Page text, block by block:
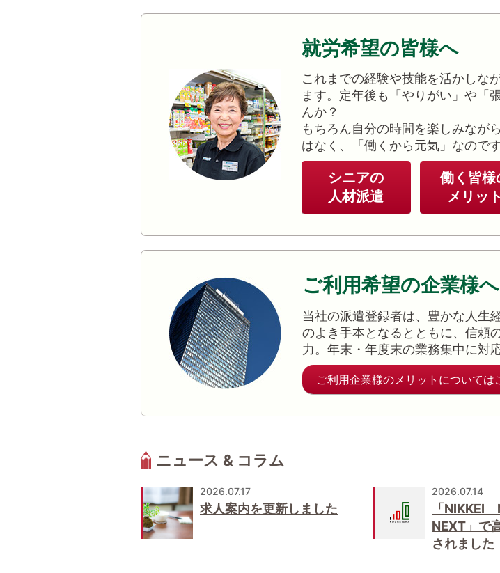
就労希望の皆様へ
これまでの経験や技能を活かしな
ます。定年後も「やりがい」や「
んか？
もちろん自分の時間を楽しみなが
はなく、「働くから元気」なので
シニアの
人材派遣
働く皆様
メリット
ご利用希望の企業様へ
当社の派遣登録者は、豊かな人生
のよき手本となるとともに、信頼
力。年末・年度末の業務集中に対
ご利用企業様のメリットについては
ニュース & コラム
2026.07.17
求人案内を更新しました
2026.07.14
「NIKKEI
NEXT」で
されました